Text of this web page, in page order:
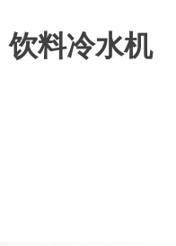
饮料冷水机